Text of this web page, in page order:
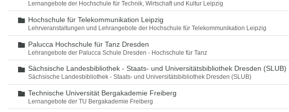
Lernangebote der Hochschule für Technik, Wirtschaft und Kultur Leipzig
Ordner
Hochschule für Telekommunikation Leipzig
Lehrveranstaltungen und Lehrangebote der Hochschule für Telekommunikation Leipzig
Ordner
Palucca Hochschule für Tanz Dresden
Lehrangebote der Palucca Schule Dresden - Hochschule für Tanz
Ordner
Sächsische Landesbibliothek - Staats- und Universitätsbibliothek Dresden (SLUB)
Sächsische Landesbibliothek - Staats- und Universitätsbibliothek Dresden (SLUB)
Ordner
Technische Universität Bergakademie Freiberg
Lernangebote der TU Bergakademie Freiberg